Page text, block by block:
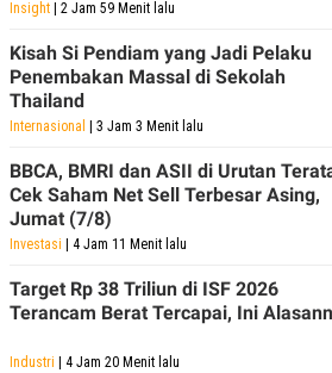
Insight | 2 Jam 59 Menit lalu
Kisah Si Pendiam yang Jadi Pelaku
Penembakan Massal di Sekolah
Thailand
Internasional | 3 Jam 3 Menit lalu
BBCA, BMRI dan ASII di Urutan
Cek Saham Net Sell Terbesar Asing,
Jumat (7/8)
Investasi | 4 Jam 11 Menit lalu
Target Rp 38 Triliun di ISF 2026
Terancam Berat Tercapai, Ini
Industri | 4 Jam 20 Menit lalu